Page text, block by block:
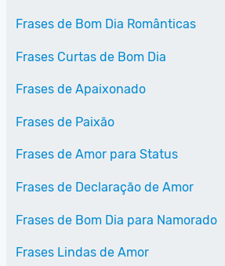
Frases de Bom Dia Românticas
Frases Curtas de Bom Dia
Frases de Apaixonado
Frases de Paixão
Frases de Amor para Status
Frases de Declaração de Amor
Frases de Bom Dia para Namorado
Frases Lindas de Amor